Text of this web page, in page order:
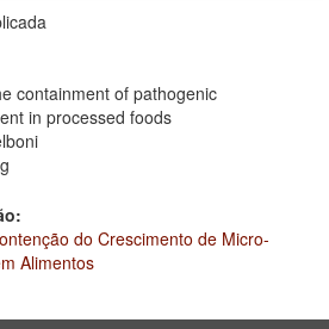
containment of pathogenic
in processed foods
do Crescimento de Micro-
Alimentos